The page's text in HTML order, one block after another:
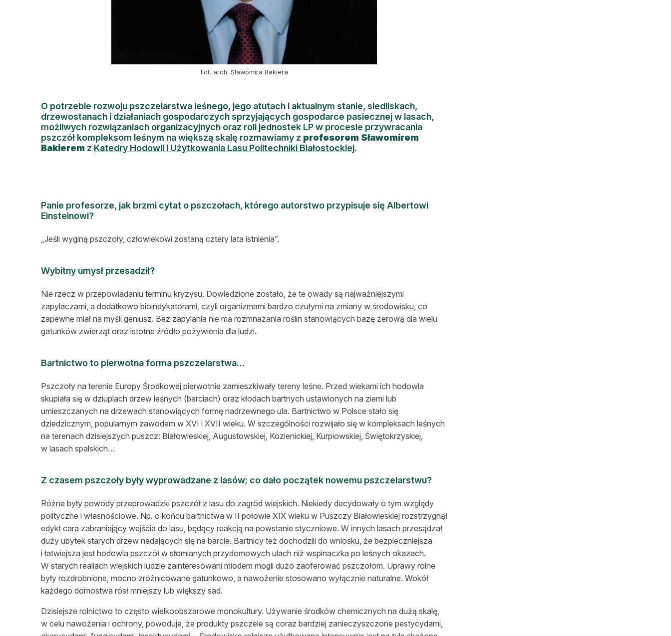
Fot. arch. Sławomira Bakiera
O potrzebie rozwoju pszczelarstwa leśnego, jego atutach i aktualnym stanie, siedliskach,
drzewostanach i działaniach gospodarczych sprzyjających gospodarce pasiecznej w lasach,
możliwych rozwiązaniach organizacyjnych oraz roli jednostek LP w procesie przywracania
pszczół kompleksom leśnym na większą skalę rozmawiamy z profesorem Sławomirem
Bakierem z Katedry Hodowli i Użytkowania Lasu Politechniki Białostockiej.
Panie profesorze, jak brzmi cytat o pszczołach, którego autorstwo przypisuje się Albertowi
Einsteinowi?
„Jeśli wyginą pszczoły, człowiekowi zostaną cztery lata istnienia”.
Wybitny umysł przesadził?
Nie rzecz w przepowiadaniu terminu kryzysu. Dowiedzione zostało, że te owady są najważniejszymi
zapylaczami, a dodatkowo bioindykatorami, czyli organizmami bardzo czułymi na zmiany w środowisku, co
zapewne miał na myśli geniusz. Bez zapylania nie ma rozmnażania roślin stanowiących bazę żerową dla wielu
gatunków zwierząt oraz istotne źródło pożywienia dla ludzi.
Bartnictwo to pierwotna forma pszczelarstwa…
Pszczoły na terenie Europy Środkowej pierwotnie zamieszkiwały tereny leśne. Przed wiekami ich hodowla
skupiała się w dziuplach drzew leśnych (barciach) oraz kłodach bartnych ustawionych na ziemi lub
umieszczanych na drzewach stanowiących formę nadrzewnego ula. Bartnictwo w Polsce stało się
dziedzicznym, popularnym zawodem w XVI i XVII wieku. W szczególności rozwijało się w kompleksach leśnych
na terenach dzisiejszych puszcz: Białowieskiej, Augustowskiej, Kozienickiej, Kurpiowskiej, Świętokrzyskiej,
w lasach spalskich…
Z czasem pszczoły były wyprowadzane z lasów; co dało początek nowemu pszczelarstwu?
Różne były powody przeprowadzki pszczół z lasu do zagród wiejskich. Niekiedy decydowały o tym względy
polityczne i własnościowe. Np. o końcu bartnictwa w II połowie XIX wieku w Puszczy Białowieskiej rozstrzygnął
edykt cara zabraniający wejścia do lasu, będący reakcją na powstanie styczniowe. W innych lasach przesądzał
duży ubytek starych drzew nadających się na barcie. Bartnicy też dochodzili do wniosku, że bezpieczniejsza
i łatwiejsza jest hodowla pszczół w słomianych przydomowych ulach niż wspinaczka po leśnych okazach.
W starych realiach wiejskich ludzie zainteresowani miodem mogli dużo zaoferować pszczołom. Uprawy rolne
były rozdrobnione, mocno zróżnicowane gatunkowo, a nawożenie stosowano wyłącznie naturalne. Wokół
każdego domostwa rósł mniejszy lub większy sad.
Dzisiejsze rolnictwo to często wielkoobszarowe monokultury. Używanie środków chemicznych na dużą skalę,
w celu nawożenia i ochrony, powoduje, że produkty pszczele są coraz bardziej zanieczyszczone pestycydami,